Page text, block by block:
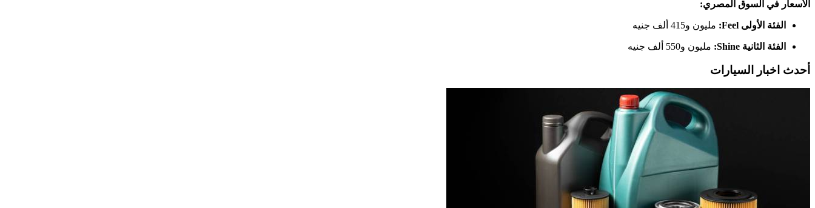
الأسعار في السوق المصري:
الفئة الأولى Feel: مليون و415 ألف جنيه
الفئة الثانية Shine: مليون و550 ألف جنيه
أحدث اخبار السيارات